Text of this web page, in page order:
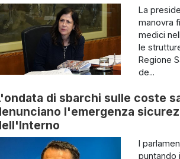
La
manovra
medici
le
Regione
de...
di sbarchi sulle coste
l'emergenza
I
puntando